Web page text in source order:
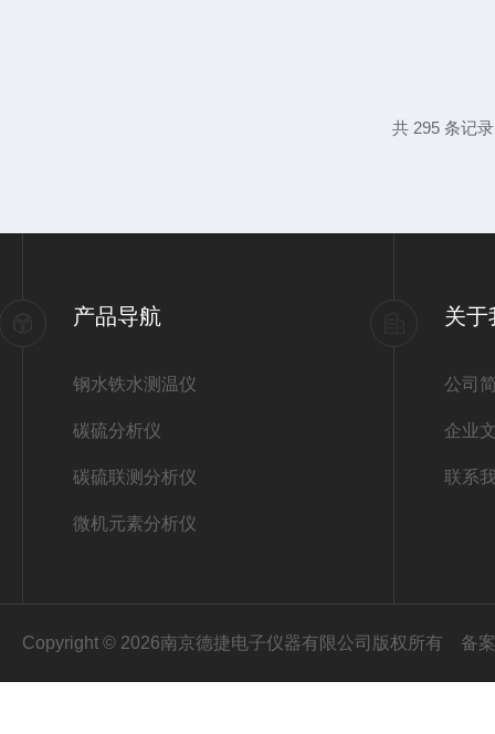
共 295 条记
产品导航
钢水铁水测温仪
碳硫分析仪
碳硫联测分析仪
微机元素分析仪
关于
公司
企业
联系
Copyright © 2026南京德捷电子仪器有限公司版权所有 备